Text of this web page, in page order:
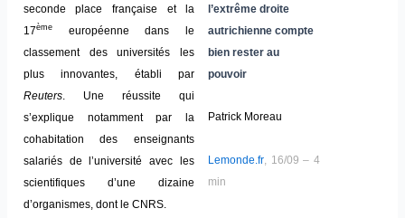
seconde place française et la
17èmeeuropéenne dans le
classement des universités les
plus innovantes, établi par
Reuters. Une réussite qui
s’explique notamment par la
cohabitation des enseignants
salariés de l’université avec les
scientifiques d’une dizaine
d’organismes, dont le CNRS.
l’extrême droite
autrichienne compte
bien rester au
pouvoir
Patrick Moreau
Lemonde.fr, 16/09 – 4
min